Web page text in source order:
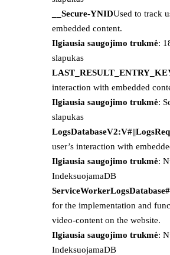
__Secure-YNIDUsed to track
embedded content.
Ilgiausia saugojimo trukmė:
slapukas
interaction with embedded
Ilgiausia saugojimo trukmė:
slapukas
user’s interaction with
Ilgiausia saugojimo trukmė:
IndeksuojamaDB
for the implementation and
video-content on the website.
Ilgiausia saugojimo trukmė:
IndeksuojamaDB